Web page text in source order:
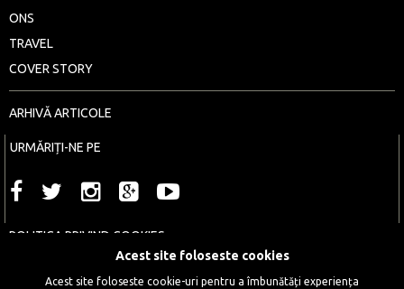
ONS
TRAVEL
COVER STORY
ARHIVĂ ARTICOLE
URMĂRIȚI-NE PE
POLITICA PRIVIND COOKIES
POLITICA DE CONFIDENTIALITATEAcest site foloseste cookies
Acest site foloseste cookie-uri pentru a îmbunătăți experiența